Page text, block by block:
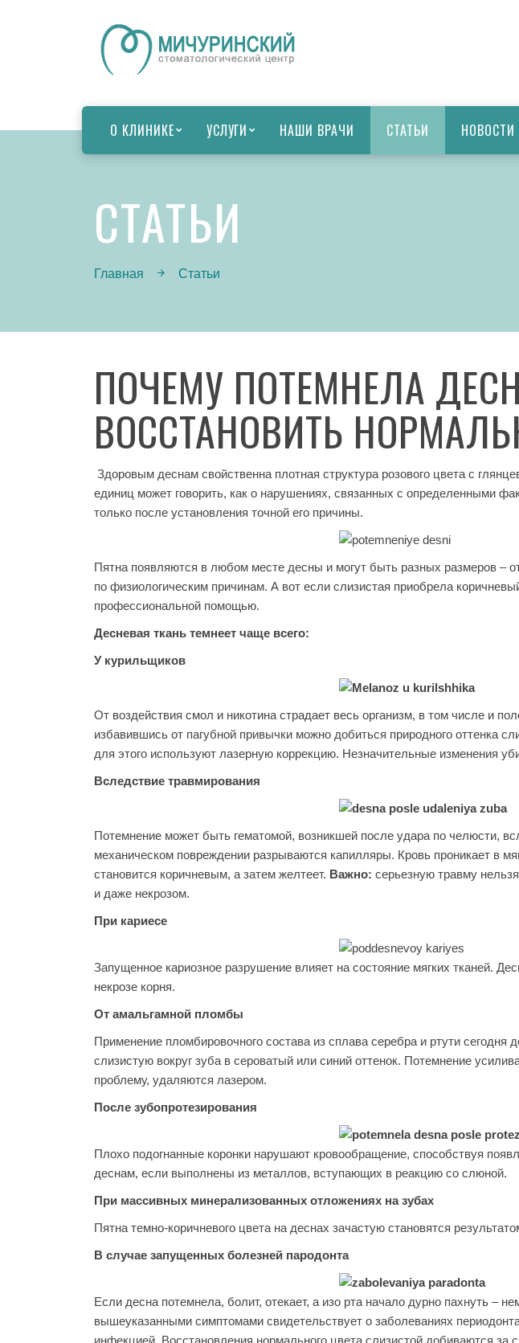
О КЛИНИКЕ УСЛУГИ НАШИ ВРАЧИ СТАТЬИ НОВОСТИ
СТАТЬИ
Главная Статьи
ПОЧЕМУ ПОТЕМНЕЛА
ВОССТАНОВИТЬ
Здоровым деснам свойственна плотная структура розового цвета с
единиц может говорить, как о нарушениях, связанных с определенными
только после установления точной его причины.
Пятна появляются в любом месте десны и могут быть разных размеров –
по физиологическим причинам. А вот если слизистая приобрела
профессиональной помощью.
Десневая ткань темнеет чаще всего:
У курильщиков
От воздействия смол и никотина страдает весь организм, в том числе и
избавившись от пагубной привычки можно добиться природного оттенка
для этого используют лазерную коррекцию. Незначительные изменения
Вследствие травмирования
Потемнение может быть гематомой, возникшей после удара по челюсти,
механическом повреждении разрываются капилляры. Кровь проникает в
становится коричневым, а затем желтеет. Важно: серьезную травму
и даже некрозом.
При кариесе
Запущенное кариозное разрушение влияет на состояние мягких тканей.
некрозе корня.
От амальгамной пломбы
Применение пломбировочного состава из сплава серебра и ртути
слизистую вокруг зуба в сероватый или синий оттенок. Потемнение
проблему, удаляются лазером.
После зубопротезирования
Плохо подогнанные коронки нарушают кровообращение, способствуя
деснам, если выполнены из металлов, вступающих в реакцию со слюной.
При массивных минерализованных отложениях на зубах
Пятна темно-коричневого цвета на деснах зачастую становятся
В случае запущенных болезней пародонта
Если десна потемнела, болит, отекает, а изо рта начало дурно пахнуть –
вышеуказанными симптомами свидетельствует о заболеваниях
инфекцией. Восстановления нормального цвета слизистой добиваются